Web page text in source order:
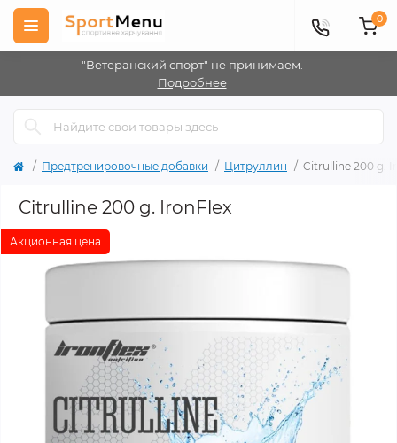
"Ветеранский спорт" не принимаем.
Подробнее
0
Предтренировочные добавки Цитруллин Citrulline 200 g.
Citrulline 200 g. IronFlex
Акционная цена